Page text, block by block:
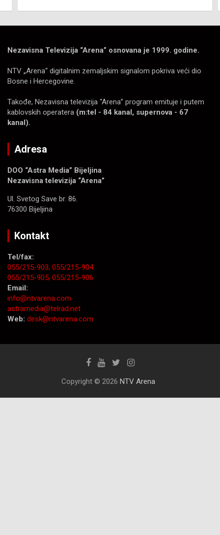
Nezavisna Televizija “Arena” osnovana je 1999. godine.
NTV „Arena“ digitalnim zemaljskim signalom pokriva veći dio
Bosne i Hercegovine.
Takođe, Nezavisna televizija “Arena” program emituje i putem
kablovskih operatera (m:tel - 84 kanal, supernova - 67
kanal).
Adresa
DOO “Astra Media” Bijeljina
Nezavisna televizija “Arena”
Ul. Svetog Save br. 86.
76300 Bijeljina
Kontakt
Tel/fax:
055/215-903; 055/215-904
055/215-905; 055/215-906
Email:
info@ntvarena.com
astramedia@telrad.net
Web: desk@ntvarena.com
Copyright © 2026 NTV Arena